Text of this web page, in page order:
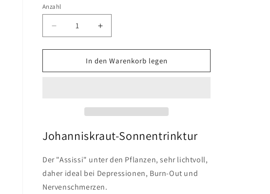
Anzahl
Verringere
die
Menge
Johanniskraut
Erhöhe
die
Menge
für
Johanniskraut
In den Warenkorb legen
Johanniskraut-Sonnentrinktur
Der "Assissi" unter den Pflanzen, sehr lichtvoll,
daher ideal bei Depressionen, Burn-Out und
Nervenschmerzen.